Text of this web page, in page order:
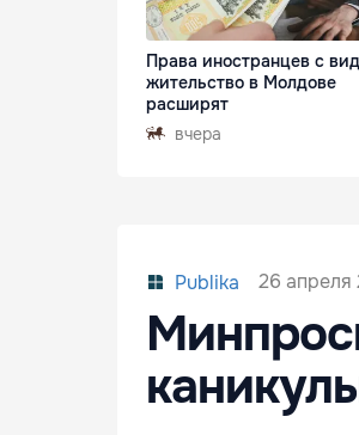
Права иностранцев с
жительство в Молдове
расширят
вчера
Publika 26 апреля